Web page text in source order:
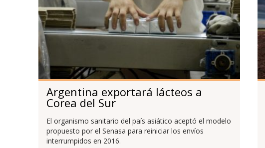
Argentina exportará lácteos a
Corea del Sur
El organismo sanitario del país asiático aceptó el modelo
propuesto por el Senasa para reiniciar los envíos
interrumpidos en 2016.